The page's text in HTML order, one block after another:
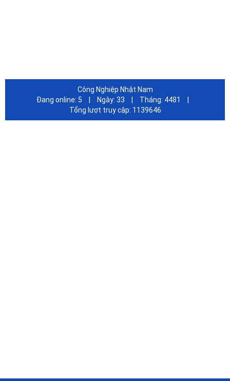
Công Nghiệp Nhật Nam
Đang online: 5 Ngày: 33 Tháng: 4481
Tổng lượt truy cập: 1139646